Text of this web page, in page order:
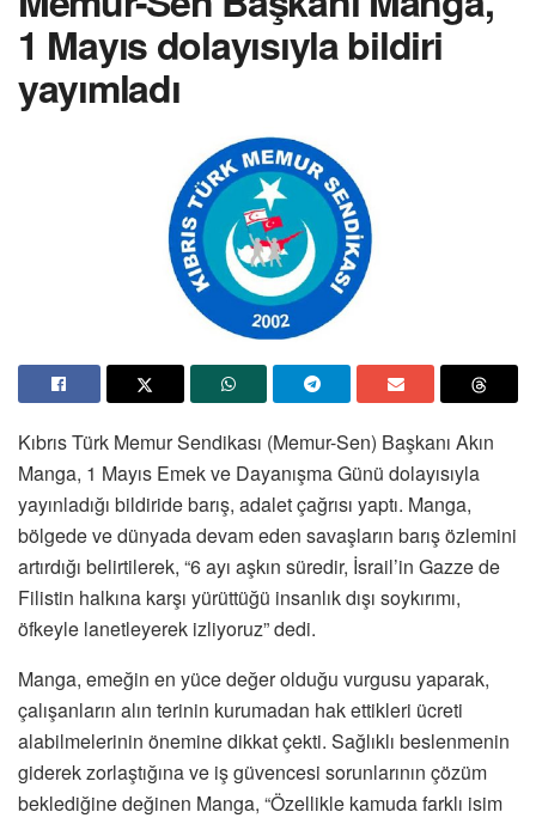
1 Mayıs dolayısıyla bildiri
yayımladı
Kıbrıs Türk Memur Sendikası (Memur-Sen) Başkanı Akın
Manga, 1 Mayıs Emek ve Dayanışma Günü dolayısıyla
yayınladığı bildiride barış, adalet çağrısı yaptı. Manga,
bölgede ve dünyada devam eden savaşların barış özlemini
artırdığı belirtilerek, “6 ayı aşkın süredir, İsrail’in Gazze de
Filistin halkına karşı yürüttüğü insanlık dışı soykırımı,
öfkeyle lanetleyerek izliyoruz” dedi.
Manga, emeğin en yüce değer olduğu vurgusu yaparak,
çalışanların alın terinin kurumadan hak ettikleri ücreti
alabilmelerinin önemine dikkat çekti. Sağlıklı beslenmenin
giderek zorlaştığına ve iş güvencesi sorunlarının çözüm
beklediğine değinen Manga, “Özellikle kamuda farklı isim